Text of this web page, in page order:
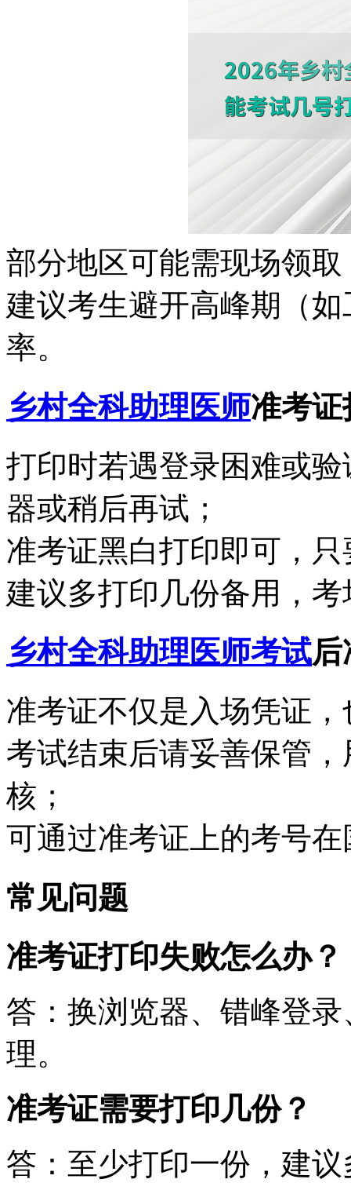
部分地区可能需现场领
建议考生避开高峰期（
率。
乡村全科助理医师准考
打印时若遇登录困难或
器或稍后再试；
准考证黑白打印即可，
建议多打印几份备用，
乡村全科助理医师考试
准考证不仅是入场凭证
考试结束后请妥善保管
核；
可通过准考证上的考号
常见问题
准考证打印失败怎么办？
答：换浏览器、错峰登
理。
准考证需要打印几份？
答：至少打印一份，建